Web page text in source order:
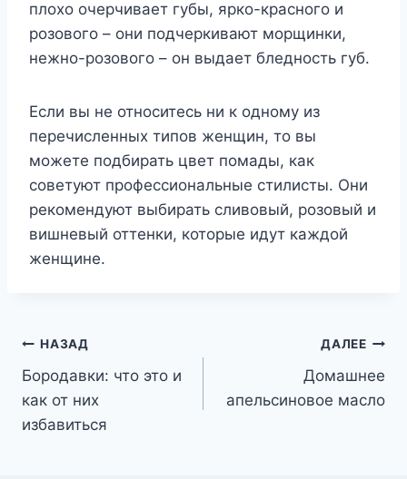
плохо очерчивает губы, ярко-красного и
розового – они подчеркивают морщинки,
нежно-розового – он выдает бледность губ.
Если вы не относитесь ни к одному из
перечисленных типов женщин, то вы
можете подбирать цвет помады, как
советуют профессиональные стилисты. Они
рекомендуют выбирать сливовый, розовый и
вишневый оттенки, которые идут каждой
женщине.
Навигация
по
записям
НАЗАД
Бородавки: что это и
как от них
избавиться
ДАЛЕЕ
Домашнее
апельсиновое масло